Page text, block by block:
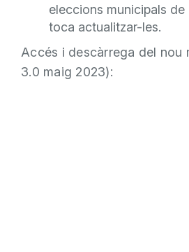
eleccions municipals
toca actualitzar-les.
Accés i descàrrega del nou
3.0 maig 2023):